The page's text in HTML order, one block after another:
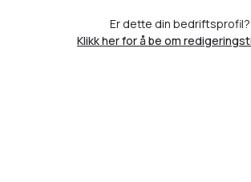
Er dette din bedriftsprofil?
Klikk her for å be om